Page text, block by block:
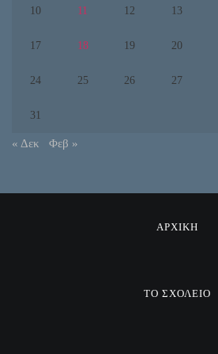
10 11 12 13
17 18 19 20
24 25 26 27
31
« Δεκ Φεβ »
ΑΡΧΙΚΗ
ΤΟ ΣΧΟΛΕΙΟ